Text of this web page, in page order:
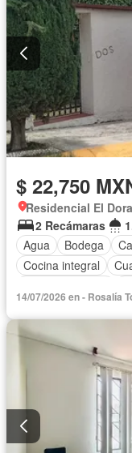
$ 22,750
Residencial El
2 Recámaras
Agua
Bodega
Cocina integral
Recámara con closet
14/07/2026 en - Rosalía